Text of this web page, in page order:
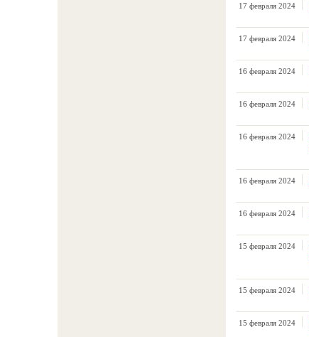
17 февраля 2024
17 февраля 2024
16 февраля 2024
16 февраля 2024
16 февраля 2024
16 февраля 2024
16 февраля 2024
15 февраля 2024
15 февраля 2024
15 февраля 2024